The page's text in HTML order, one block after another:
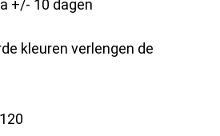
+/- 10 dagen
kleuren verlengen de